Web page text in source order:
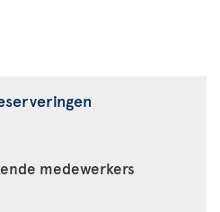
medewerkers